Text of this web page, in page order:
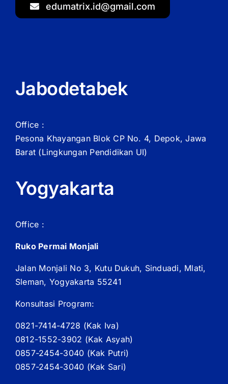
edumatrix.id@gmail.com
Jabodetabek
Office :
Pesona Khayangan Blok CP No. 4, Depok, Jawa
Barat (Lingkungan Pendidikan UI)
Yogyakarta
Office :
Ruko Permai Monjali
Jalan Monjali No 3, Kutu Dukuh, Sinduadi, Mlati,
Sleman, Yogyakarta 55241
Konsultasi Program:
0821-7414-4728 (Kak Iva)
0812-1552-3902 (Kak Asyah)
0857-2454-3040 (Kak Putri)
0857-2454-3040 (Kak Sari)